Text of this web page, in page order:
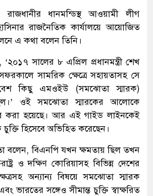
ধানমন্ডিস্থ আওয়ামী লীগ
রাজনৈতিক কার্যালয়ে আয়োজিত
এ কথা বলেন তিনি।
সালের ৮ এপ্রিল প্রধানমন্ত্রী শেখ
সামরিক ক্ষেত্রে সহায়তাসহ সে
বেশ কিছু এমওইউ (সমঝোতা স্মারক)
ওই সমঝোতা স্মারকের আলোকে
করা হয়েছে। আর এই গাইড লাইনকেই
হিসেবে অভিহিত করেছেন।
বলেন, বিএনপি যখন ক্ষমতায় ছিল তখন
ও দক্ষিণ কোরিয়াসহ বিভিন্ন দেশের
অন্যান্য বিষয়ে সমঝোতা স্মারক
ভারতের সঙ্গেও সীমান্ত চুক্তি স্বাক্ষরিত